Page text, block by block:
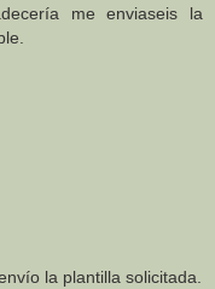
me enviaseis la
la plantilla solicitada.